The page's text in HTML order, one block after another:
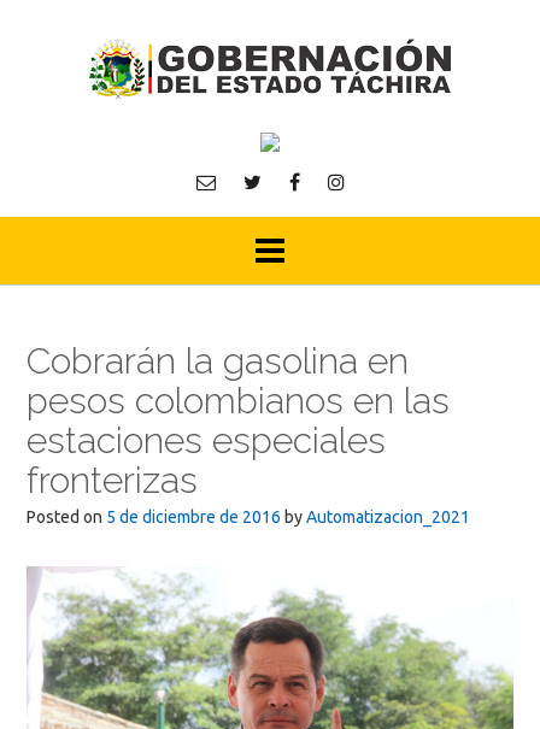
Cobrarán la gasolina en
pesos colombianos en las
estaciones especiales
fronterizas
Posted on 5 de diciembre de 2016 byAutomatizacion_2021